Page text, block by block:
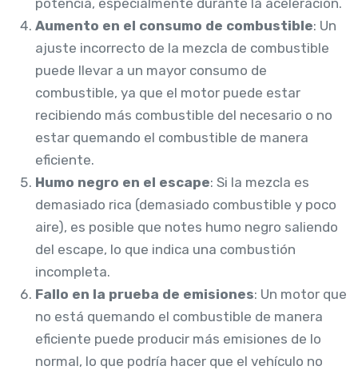
Aumento en el consumo de combustible: Un
ajuste incorrecto de la mezcla de combustible
puede llevar a un mayor consumo de
combustible, ya que el motor puede estar
recibiendo más combustible del necesario o no
estar quemando el combustible de manera
eficiente.
Humo negro en el escape: Si la mezcla es
demasiado rica (demasiado combustible y poco
aire), es posible que notes humo negro saliendo
del escape, lo que indica una combustión
incompleta.
Fallo en la prueba de emisiones: Un motor que
no está quemando el combustible de manera
eficiente puede producir más emisiones de lo
normal, lo que podría hacer que el vehículo no